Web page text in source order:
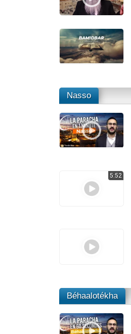
Nasso
5:52
Béhaalotékha